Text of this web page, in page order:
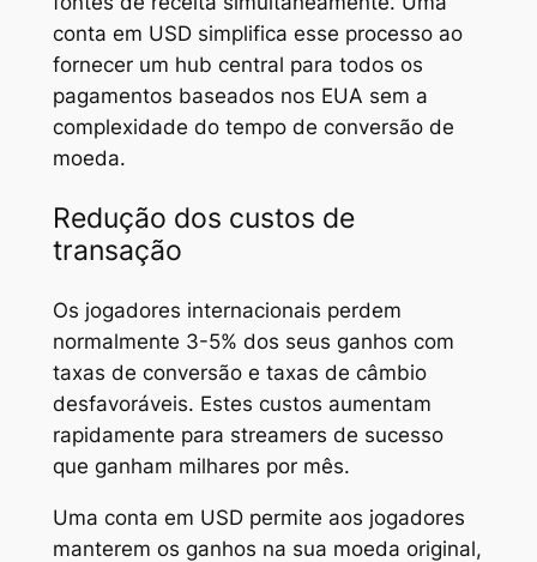
conta em USD simplifica esse processo ao
fornecer um hub central para todos os
pagamentos baseados nos EUA sem a
complexidade do tempo de conversão de
moeda.
Redução dos custos de
transação
Os jogadores internacionais perdem
normalmente 3-5% dos seus ganhos com
taxas de conversão e taxas de câmbio
desfavoráveis. Estes custos aumentam
rapidamente para streamers de sucesso
que ganham milhares por mês.
Uma conta em USD permite aos jogadores
manterem os ganhos na sua moeda original,